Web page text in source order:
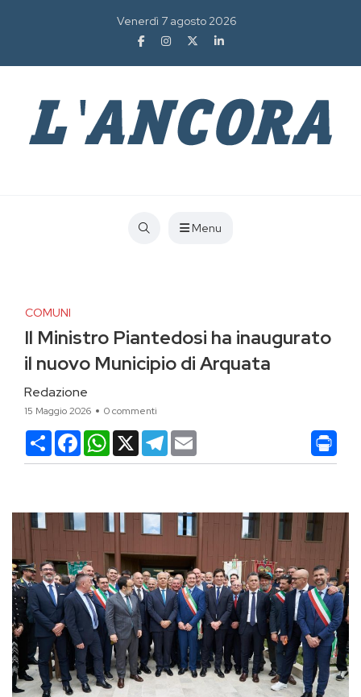
Venerdì 7 agosto 2026
Menu
COMUNI
Il Ministro Piantedosi ha inaugurato
il nuovo Municipio di Arquata
Redazione
15 Maggio 2026 0 commenti
CondividiFacebookWhatsApp
X Telegram